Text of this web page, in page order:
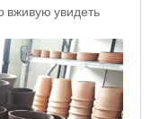
вживую увидеть